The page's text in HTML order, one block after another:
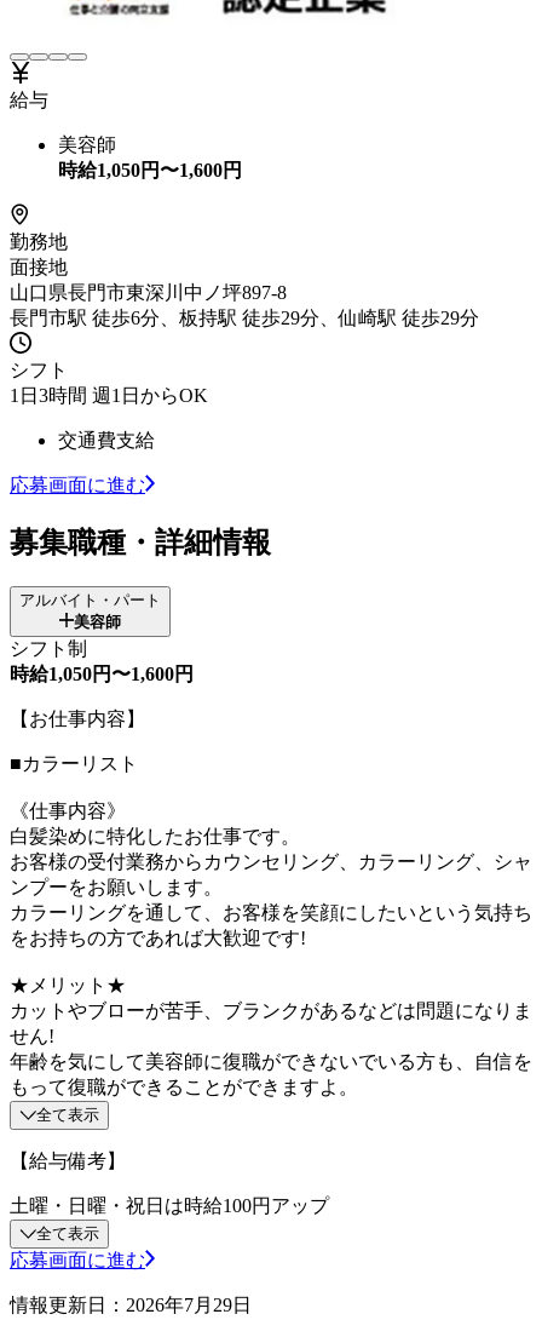
給与
美容師
時給1,050円〜1,600円
勤務地
面接地
山口県長門市東深川中ノ坪897-8
長門市駅 徒歩6分、板持駅 徒歩29分、仙崎駅 徒歩29分
シフト
1日3時間 週1日からOK
交通費支給
応募画面に進む
募集職種・詳細情報
アルバイト・パート
美容師
シフト制
時給1,050円〜1,600円
【お仕事内容】
■カラーリスト
《仕事内容》
白髪染めに特化したお仕事です。
お客様の受付業務からカウンセリング、カラーリング、シャ
ンプーをお願いします。
カラーリングを通して、お客様を笑顔にしたいという気持ち
をお持ちの方であれば大歓迎です!
★メリット★
カットやブローが苦手、ブランクがあるなどは問題になりま
せん!
年齢を気にして美容師に復職ができないでいる方も、自信を
もって復職ができることができますよ。
全て表示
【給与備考】
土曜・日曜・祝日は時給100円アップ
全て表示
応募画面に進む
情報更新日：2026年7月29日